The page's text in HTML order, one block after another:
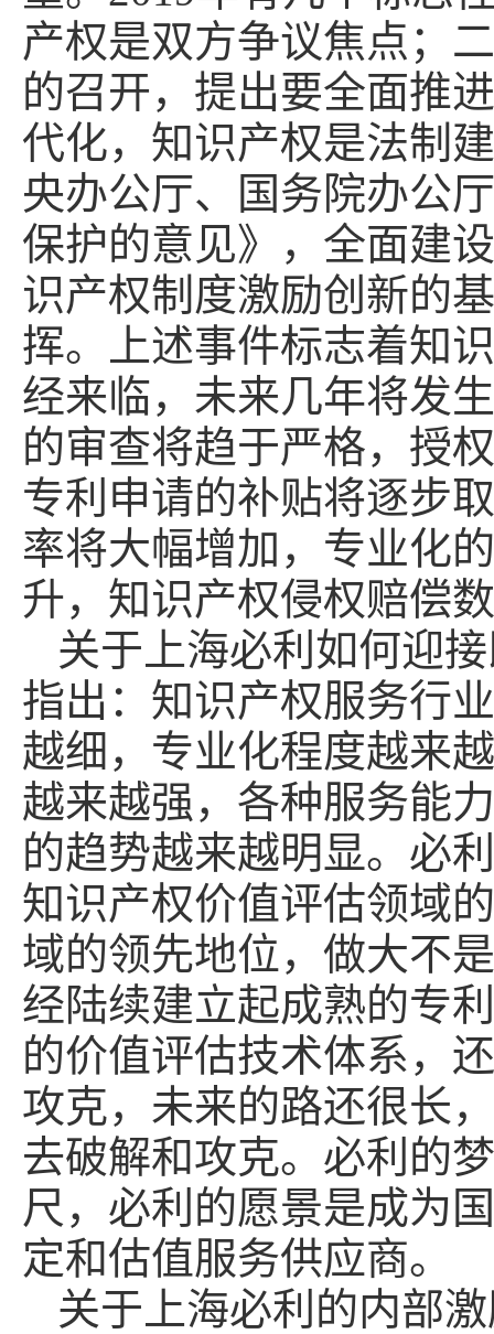
产权是双方争议焦点；
的召开，提出要全面推
代化，知识产权是法制
央办公厅、国务院办公
保护的意见》，全面建
识产权制度激励创新的
挥。上述事件标志着知
经来临，未来几年将发
的审查将趋于严格，授
专利申请的补贴将逐步
率将大幅增加，专业化
升，知识产权侵权赔偿
关于上海必利如何迎
指出：知识产权服务行
越细，专业化程度越来
越来越强，各种服务能
的趋势越来越明显。必
知识产权价值评估领域
域的领先地位，做大不
经陆续建立起成熟的专
的价值评估技术体系，
攻克，未来的路还很长
去破解和攻克。必利的
尺，必利的愿景是成为
定和估值服务供应商。
关于上海必利的内部